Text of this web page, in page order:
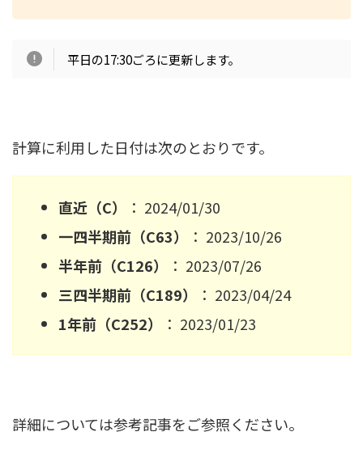
平日の17:30ごろに更新します。
計算に利用した日付は次のとおりです。
直近（C）
： 2024/01/30
一四半期前（C63）
： 2023/10/26
半年前（C126）
： 2023/07/26
三四半期前（C189）
： 2023/04/24
1年前（C252）
： 2023/01/23
詳細については参考記事をご参照ください。